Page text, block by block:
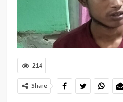
214
Share